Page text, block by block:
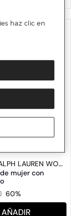
LAUREN RALPH LAUREN WOMAN
mujer con
60%
AÑADIR
haz clic en